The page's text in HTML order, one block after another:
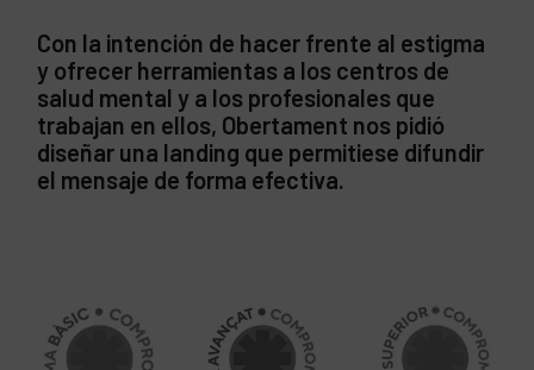
Con la intención de hacer frente al estigma
y ofrecer herramientas a los centros de
salud mental y a los profesionales que
trabajan en ellos, Obertament nos pidió
diseñar una landing que permitiese difundir
el mensaje de forma efectiva.